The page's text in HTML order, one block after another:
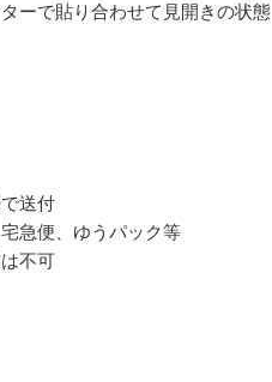
ーで貼り合わせて見開きの状態
送付
急便、ゆうパック等
不可